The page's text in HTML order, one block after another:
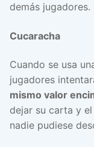
demás
Cucaracha
Cuando se usa
jugadores
mismo valor
dejar su carta y
nadie pudiese